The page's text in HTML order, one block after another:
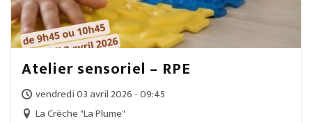
Atelier sensoriel – RPE
vendredi 03 avril 2026 - 09:45
La Crèche "La Plume"